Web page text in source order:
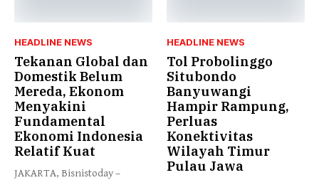
HEADLINE NEWS
Tekanan Global dan
Domestik Belum
Mereda, Ekonom
Menyakini
Fundamental
Ekonomi Indonesia
Relatif Kuat
JAKARTA, Bisnistoday –
HEADLINE NEWS
Tol Probolinggo
Situbondo
Banyuwangi
Hampir Rampung,
Perluas
Konektivitas
Wilayah Timur
Pulau Jawa